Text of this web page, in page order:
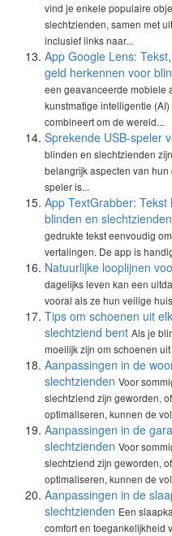
vind je enkele populaire
slechtzienden, samen met
inclusief links naar...
App Google Lens:
geld herkennen voor
een geavanceerde mobiele
kunstmatige intelligentie
combineert om de wereld...
Sprekende USB-speler
blinden en slechtzienden
belangrijk aspecten van
speler is...
App TextGrabber:
blinden en slechtzienden
gedrukte tekst eenvoudig
vertalingen. De app is
Natuurlijke looplijnen
dagelijks leven kan een
vooral als ze hun veilige
Tips om schoenen uit
slechtziend bent Als je
moeilijk zijn om schoenen
Aanpassingen in de
slechtzienden Voor
slechtziend zijn geworden,
optimaliseren, kunnen de
Aanpassingen in de
slechtzienden Voor
slechtziend zijn geworden,
optimaliseren, kunnen de
Aanpassingen in de
slechtzienden Een
comfort en toegankelijkheid